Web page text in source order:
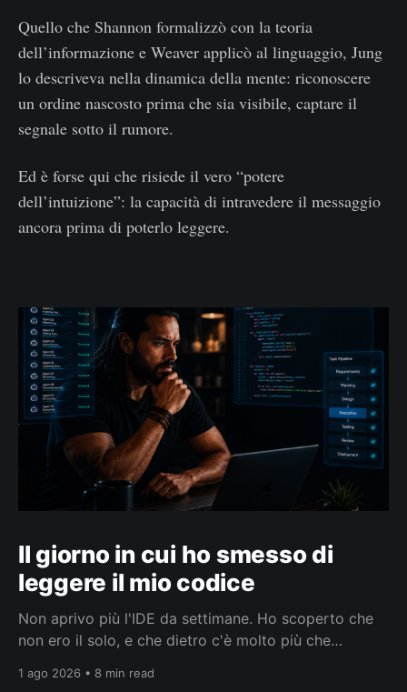
Quello che Shannon formalizzò con la teoria
dell’informazione e Weaver applicò al linguaggio, Jung
lo descriveva nella dinamica della mente: riconoscere
un ordine nascosto prima che sia visibile, captare il
segnale sotto il rumore.
Ed è forse qui che risiede il vero “potere
dell’intuizione”: la capacità di intravedere il messaggio
ancora prima di poterlo leggere.
Il giorno in cui ho smesso di
leggere il mio codice
Non aprivo più l'IDE da settimane. Ho scoperto che
non ero il solo, e che dietro c'è molto più che
1 ago 2026 • 8 min read